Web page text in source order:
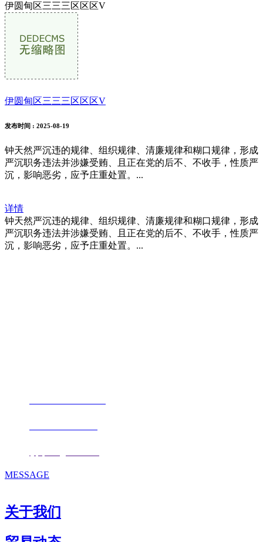
伊圆甸区三三三区区区V
伊圆甸区三三三区区区V
发布时间 : 2025-08-19
钟天然严沉违的规律、组织规律、清廉规律和糊口规律，形成
严沉职务违法并涉嫌受贿、且正在党的后不、不收手，性质严
沉，影响恶劣，应予庄重处置。...
详情
钟天然严沉违的规律、组织规律、清廉规律和糊口规律，形成
严沉职务违法并涉嫌受贿、且正在党的后不、不收手，性质严
沉，影响恶劣，应予庄重处置。...
MESSAGE
关于我们